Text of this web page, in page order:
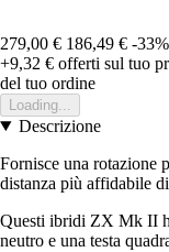
279,00 € 186,49 € -33%
+9,32 € offerti sul tuo
del tuo ordine
Loading...
Descrizione
Fornisce una rotazione
distanza più affidabile
Questi ibridi ZX Mk II
neutro e una testa